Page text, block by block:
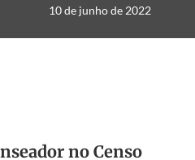
10 de junho de 2022
no Censo